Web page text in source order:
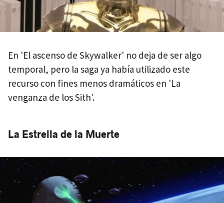
En 'El ascenso de Skywalker' no deja de ser algo
temporal, pero la saga ya había utilizado este
recurso con fines menos dramáticos en 'La
venganza de los Sith'.
La Estrella de la Muerte